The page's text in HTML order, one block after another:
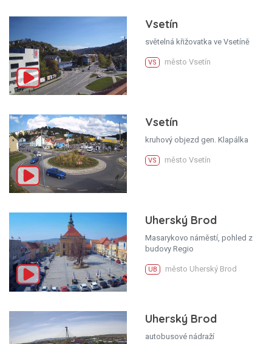
Vsetín
světelná křižovatka ve Vsetíně
VS město Vsetín
Vsetín
kruhový objezd gen. Klapálka
VS město Vsetín
Uherský Brod
Masarykovo náměstí, pohled z
budovy Regio
UB město Uherský Brod
Uherský Brod
autobusové nádraží